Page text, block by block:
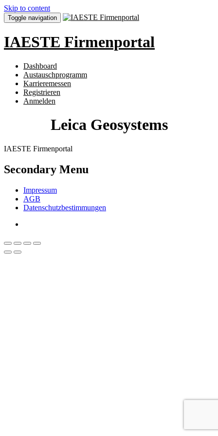
Skip to content
Toggle navigation
IAESTE Firmenportal
Dashboard
Austauschprogramm
Karrieremessen
Registrieren
Anmelden
Leica Geosystems
IAESTE Firmenportal
Secondary Menu
Impressum
AGB
Datenschutzbestimmungen